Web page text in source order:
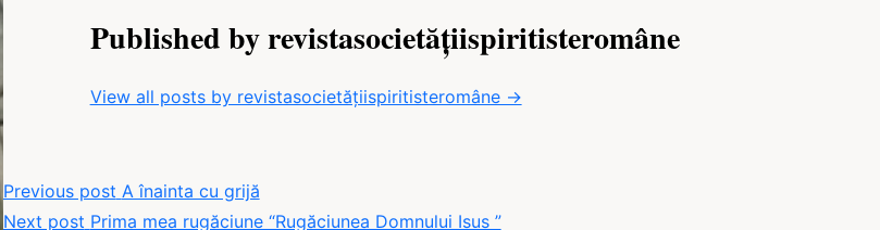
Published by revistasocietățiispiritisteromâne
View all posts by revistasocietățiispiritisteromâne →
Navigare
Previous post A înainta cu grijă
Next post Prima mea rugăciune “Rugăciunea Domnului Isus ”